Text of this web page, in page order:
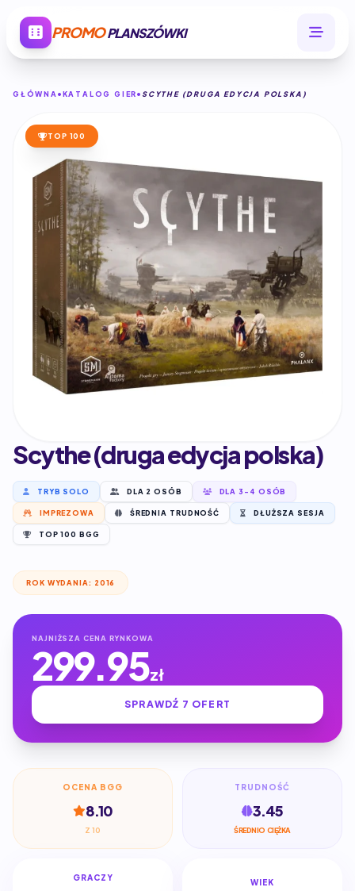
PROMOPLANSZÓWKI
GŁÓWNA KATALOG GIER SCYTHE (DRUGA EDYCJA POLSKA)
TOP 100
Scythe (druga edycja polska)
TRYB SOLO DLA 2 OSÓB DLA 3-4 OSÓB
IMPREZOWA ŚREDNIA TRUDNOŚĆ DŁUŻSZA SESJA
TOP 100 BGG
ROK WYDANIA: 2016
NAJNIŻSZA CENA RYNKOWA
299.95zł
SPRAWDŹ 7 OFERT
OCENA BGG
8.10
Z 10
TRUDNOŚĆ
3.45
ŚREDNIO CIĘŻKA
GRACZY WIEK